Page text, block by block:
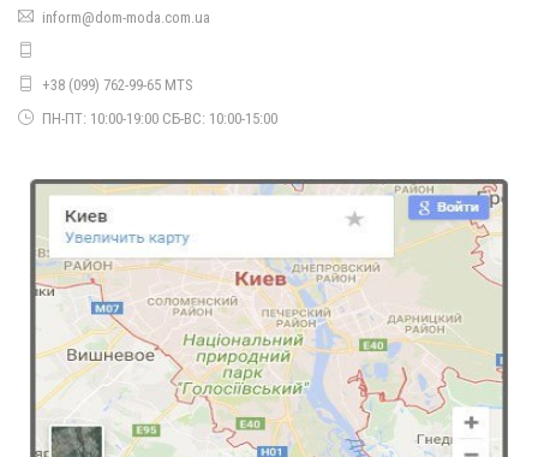
Жіноче леопардове плаття в підлогу великого розміру
1060.00грн.
inform@dom-moda.com.ua
+38 (099) 762-99-65 MTS
ПН-ПТ: 10:00-19:00 СБ-ВС: 10:00-15:00